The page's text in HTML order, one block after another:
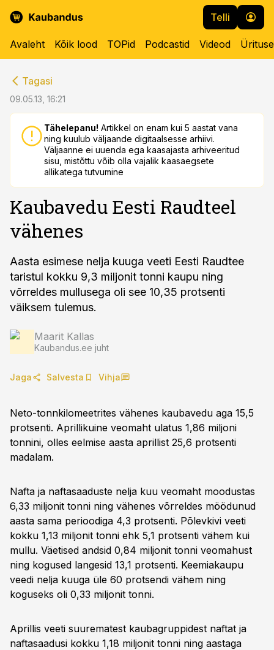
Telli
Avaleht Kõik lood TOPid Podcastid Videod
Tagasi
09.05.13, 16:21
Tähelepanu! Artikkel on enam kui 5 aastat vana
ning kuulub väljaande digitaalsesse arhiivi.
Väljaanne ei uuenda ega kaasajasta arhiveeritud
sisu, mistõttu võib olla vajalik kaasaegsete
allikatega tutvumine
Kaubavedu Eesti Raudteel
vähenes
Aasta esimese nelja kuuga veeti Eesti Raudtee
taristul kokku 9,3 miljonit tonni kaupu ning
võrreldes mullusega oli see 10,35 protsenti
väiksem tulemus.
Maarit Kallas
Kaubandus.ee juht
Jaga Salvesta Vihja
Neto-tonnkilomeetrites vähenes kaubavedu aga 15,5
protsenti. Aprillikuine veomaht ulatus 1,86 miljoni
tonnini, olles eelmise aasta aprillist 25,6 protsenti
madalam.
Nafta ja naftasaaduste nelja kuu veomaht moodustas
6,33 miljonit tonni ning vähenes võrreldes möödunud
aasta sama perioodiga 4,3 protsenti. Põlevkivi veeti
kokku 1,13 miljonit tonni ehk 5,1 protsenti vähem kui
mullu. Väetised andsid 0,84 miljonit tonni veomahust
ning kogused langesid 13,1 protsenti. Keemiakaupu
veedi nelja kuuga üle 60 protsendi vähem ning
koguseks oli 0,33 miljonit tonni.
Aprillis veeti suurematest kaubagruppidest naftat ja
naftasaadusi kokku 1,18 miljonit tonni ning aastaga